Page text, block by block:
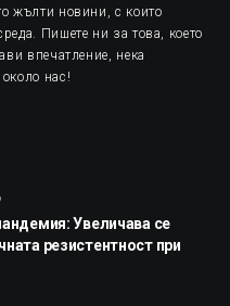
жълти новини, с които
Пишете ни за това, което
впечатление, нека
нас!
Увеличава се
резистентност при